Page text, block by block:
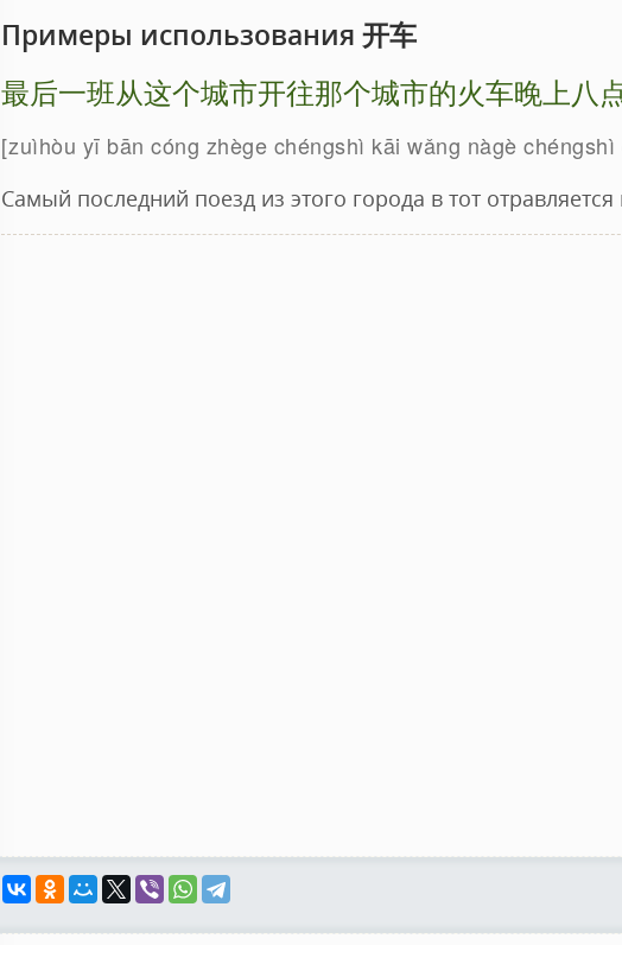
Примеры использования 开车
最后一班从这个城市开往那个城市的火车晚上八
zuìhòu yī bān cóng zhège chéngshì kāi wǎng nàgè
Самый последний поезд из этого города в тот